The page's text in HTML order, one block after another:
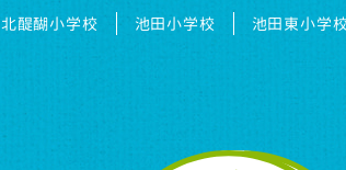
北醍醐小学校 池田小学校 池田東小学